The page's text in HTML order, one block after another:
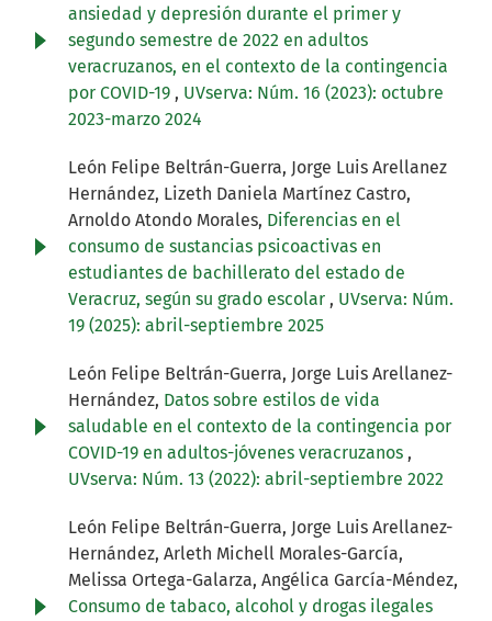
ansiedad y depresión durante el primer y
segundo semestre de 2022 en adultos
veracruzanos, en el contexto de la contingencia
por COVID-19 , UVserva: Núm. 16 (2023): octubre
2023-marzo 2024
León Felipe Beltrán-Guerra, Jorge Luis Arellanez
Hernández, Lizeth Daniela Martínez Castro,
Arnoldo Atondo Morales, Diferencias en el
consumo de sustancias psicoactivas en
estudiantes de bachillerato del estado de
Veracruz, según su grado escolar , UVserva: Núm.
19 (2025): abril-septiembre 2025
León Felipe Beltrán-Guerra, Jorge Luis Arellanez-
Hernández, Datos sobre estilos de vida
saludable en el contexto de la contingencia por
COVID-19 en adultos-jóvenes veracruzanos ,
UVserva: Núm. 13 (2022): abril-septiembre 2022
León Felipe Beltrán-Guerra, Jorge Luis Arellanez-
Hernández, Arleth Michell Morales-García,
Melissa Ortega-Galarza, Angélica García-Méndez,
Consumo de tabaco, alcohol y drogas ilegales